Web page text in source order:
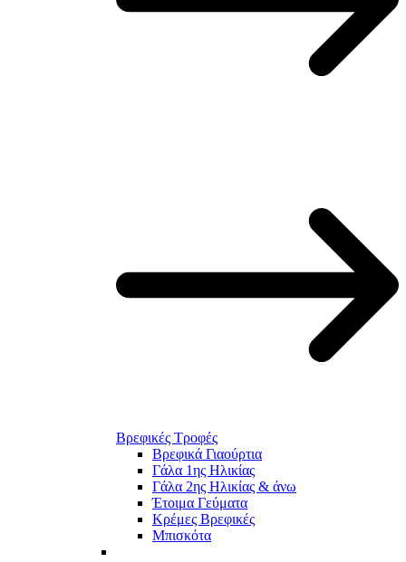
Βρεφικές Τροφές
Βρεφικά Γιαούρτια
Γάλα 1ης Ηλικίας
Γάλα 2ης Ηλικίας & άνω
Έτοιμα Γεύματα
Κρέμες Βρεφικές
Μπισκότα